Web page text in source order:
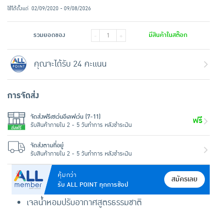
คุ้มกว่า
รับ ALL POINT ทุกการช้อป
สมัครเลย
เจลน้ำหอมปรับอากาศสูตรธรรมชาติ
ใช้ได้ตั้งแต่ 02/09/2020 - 09/08/2026
รวมยอดของ - + มีสินค้าในสต๊อก
คุณจะได้รับ 24 คะแนน
การจัดส่ง
จัดส่งฟรีเซเว่นอีเลฟเว่น (7-11)
รับสินค้าภายใน 2 - 5 วันทำการ หลังชำระเงิน
ฟรี
จัดส่งตามที่อยู่
รับสินค้าภายใน 2 - 5 วันทำการ หลังชำระเงิน